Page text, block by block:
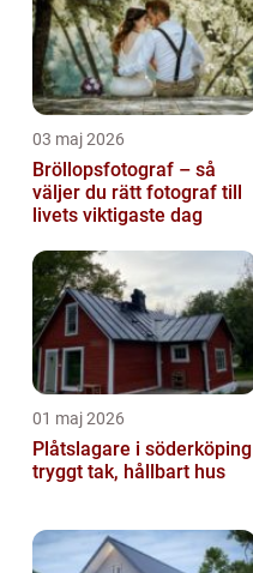
03 maj 2026
Bröllopsfotograf – så
väljer du rätt fotograf till
livets viktigaste dag
01 maj 2026
Plåtslagare i söderköping
tryggt tak, hållbart hus